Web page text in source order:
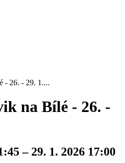
- 26. - 29. 1....
na Bílé - 26. -
– 29. 1. 2026 17:00